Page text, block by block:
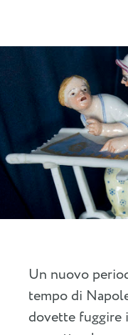
Un nuovo
tempo di
dovette fuggire